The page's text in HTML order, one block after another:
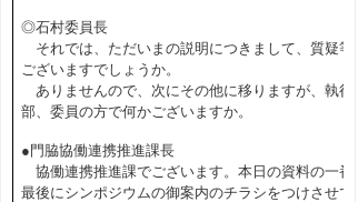
◎石村委員長
それでは、ただいまの説明につきまして、質疑等
ございますでしょうか。
ありませんので、次にその他に移りますが、執行
部、委員の方で何かございますか。
●門脇協働連携推進課長
協働連携推進課でございます。本日の資料の一番
最後にシンポジウムの御案内のチラシをつけさせて